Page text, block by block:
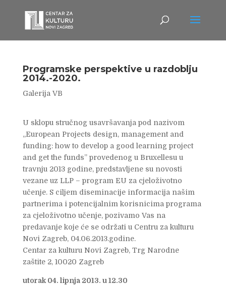
Programske perspektive u razdoblju
2014.-2020.
Galerija VB
U sklopu stručnog usavršavanja pod nazivom
„European Projects design, management and
funding: how to develop a good learning project
and get the funds” provedenog u Bruxellesu u
travnju 2013 godine, predstavljene su novosti
vezane uz LLP – program EU za cjeloživotno
učenje. S ciljem diseminacije informacija našim
partnerima i potencijalnim korisnicima programa
za cjeloživotno učenje, pozivamo Vas na
predavanje koje će se održati u Centru za kulturu
Novi Zagreb, 04.06.2013.godine.
Centar za kulturu Novi Zagreb, Trg Narodne
zaštite 2, 10020 Zagreb
utorak 04. lipnja 2013. u 12.30